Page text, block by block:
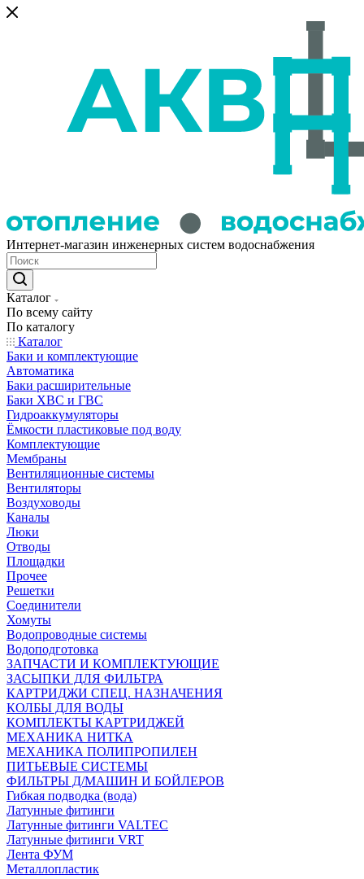
Интернет-магазин инженерных систем водоснабжения
Каталог
По всему сайту
По каталогу
Каталог
Баки и комплектующие
Автоматика
Баки расширительные
Баки ХВС и ГВС
Гидроаккумуляторы
Ёмкости пластиковые под воду
Комплектующие
Мембраны
Вентиляционные системы
Вентиляторы
Воздуховоды
Каналы
Люки
Отводы
Площадки
Прочее
Решетки
Соединители
Хомуты
Водопроводные системы
Водоподготовка
ЗАПЧАСТИ И КОМПЛЕКТУЮЩИЕ
ЗАСЫПКИ ДЛЯ ФИЛЬТРА
КАРТРИДЖИ СПЕЦ. НАЗНАЧЕНИЯ
КОЛБЫ ДЛЯ ВОДЫ
КОМПЛЕКТЫ КАРТРИДЖЕЙ
МЕХАНИКА НИТКА
МЕХАНИКА ПОЛИПРОПИЛЕН
ПИТЬЕВЫЕ СИСТЕМЫ
ФИЛЬТРЫ Д/МАШИН И БОЙЛЕРОВ
Гибкая подводка (вода)
Латунные фитинги
Латунные фитинги VALTEC
Латунные фитинги VRT
Лента ФУМ
Металлопластик